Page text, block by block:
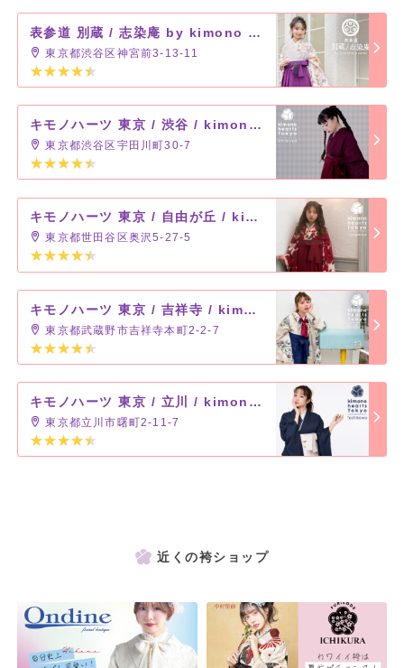
表参道 別蔵 / 志染庵 by kimono hearts
東京都渋谷区神宮前3-13-11
キモノハーツ 東京 / 渋谷 / kimono hearts Tokyo-shibuya-
東京都渋谷区宇田川町30-7
キモノハーツ 東京 / 自由が丘 / kimono hearts Tokyo-jiyugaoka-
東京都世田谷区奥沢5-27-5
キモノハーツ 東京 / 吉祥寺 / kimono hearts Tokyo-kichijoji-
東京都武蔵野市吉祥寺本町2-2-7
キモノハーツ 東京 / 立川 / kimono hearts Tokyo-tachikawa-
東京都立川市曙町2-11-7
近くの袴ショップ